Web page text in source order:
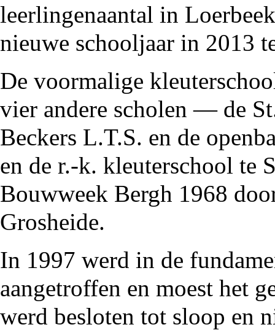
leerlingenaantal in
nieuwe schooljaar in 2013
De voormalige
vier andere scholen — de
Beckers L.T.S. en de
en de r.-k. kleuterschool te
Bouwweek Bergh 1968
Grosheide.
In 1997 werd in de
aangetroffen en moest het
werd besloten tot sloop en